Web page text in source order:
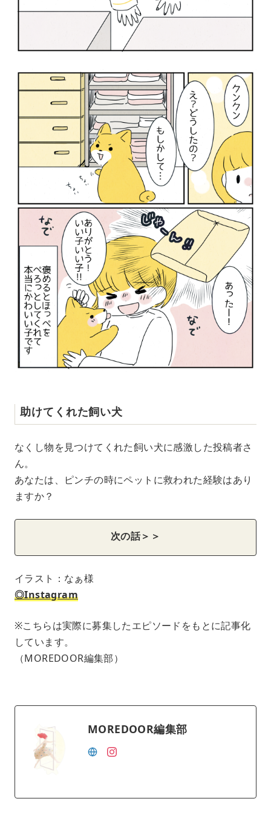
助けてくれた飼い犬
なくし物を見つけてくれた飼い犬に感激した投稿者さ
ん。
あなたは、ピンチの時にペットに救われた経験はあり
ますか？
次の話＞＞
イラスト：なぁ様
◎Instagram
※こちらは実際に募集したエピソードをもとに記事化
しています。
（MOREDOOR編集部）
MOREDOOR編集部